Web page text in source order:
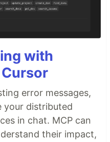
with
error messages,
your distributed
in chat. MCP can
their impact,